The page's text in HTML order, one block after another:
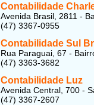
Contabilidade
Avenida Brasil, 2811 -
(47) 3367-0955
Contabilidade Sul
Rua Paraguai, 67 -
(47) 3363-3682
Contabilidade Luz
Avenida Central, 700 -
(47) 3367-2607